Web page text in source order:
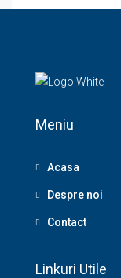
Meniu
Acasa
Despre noi
Contact
Linkuri Utile